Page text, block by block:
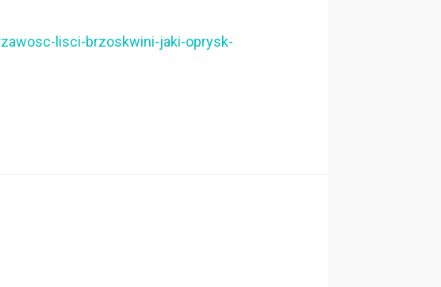
lisci-brzoskwini-jaki-oprysk-